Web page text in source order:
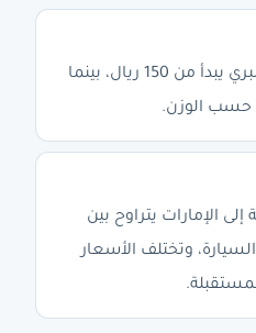
سعر الطرود الصغيرة بالبريد البري يبدأ من 150 ريال، بينما
الإمارات يتراوح بين
السيارة، وتختلف الأسعار